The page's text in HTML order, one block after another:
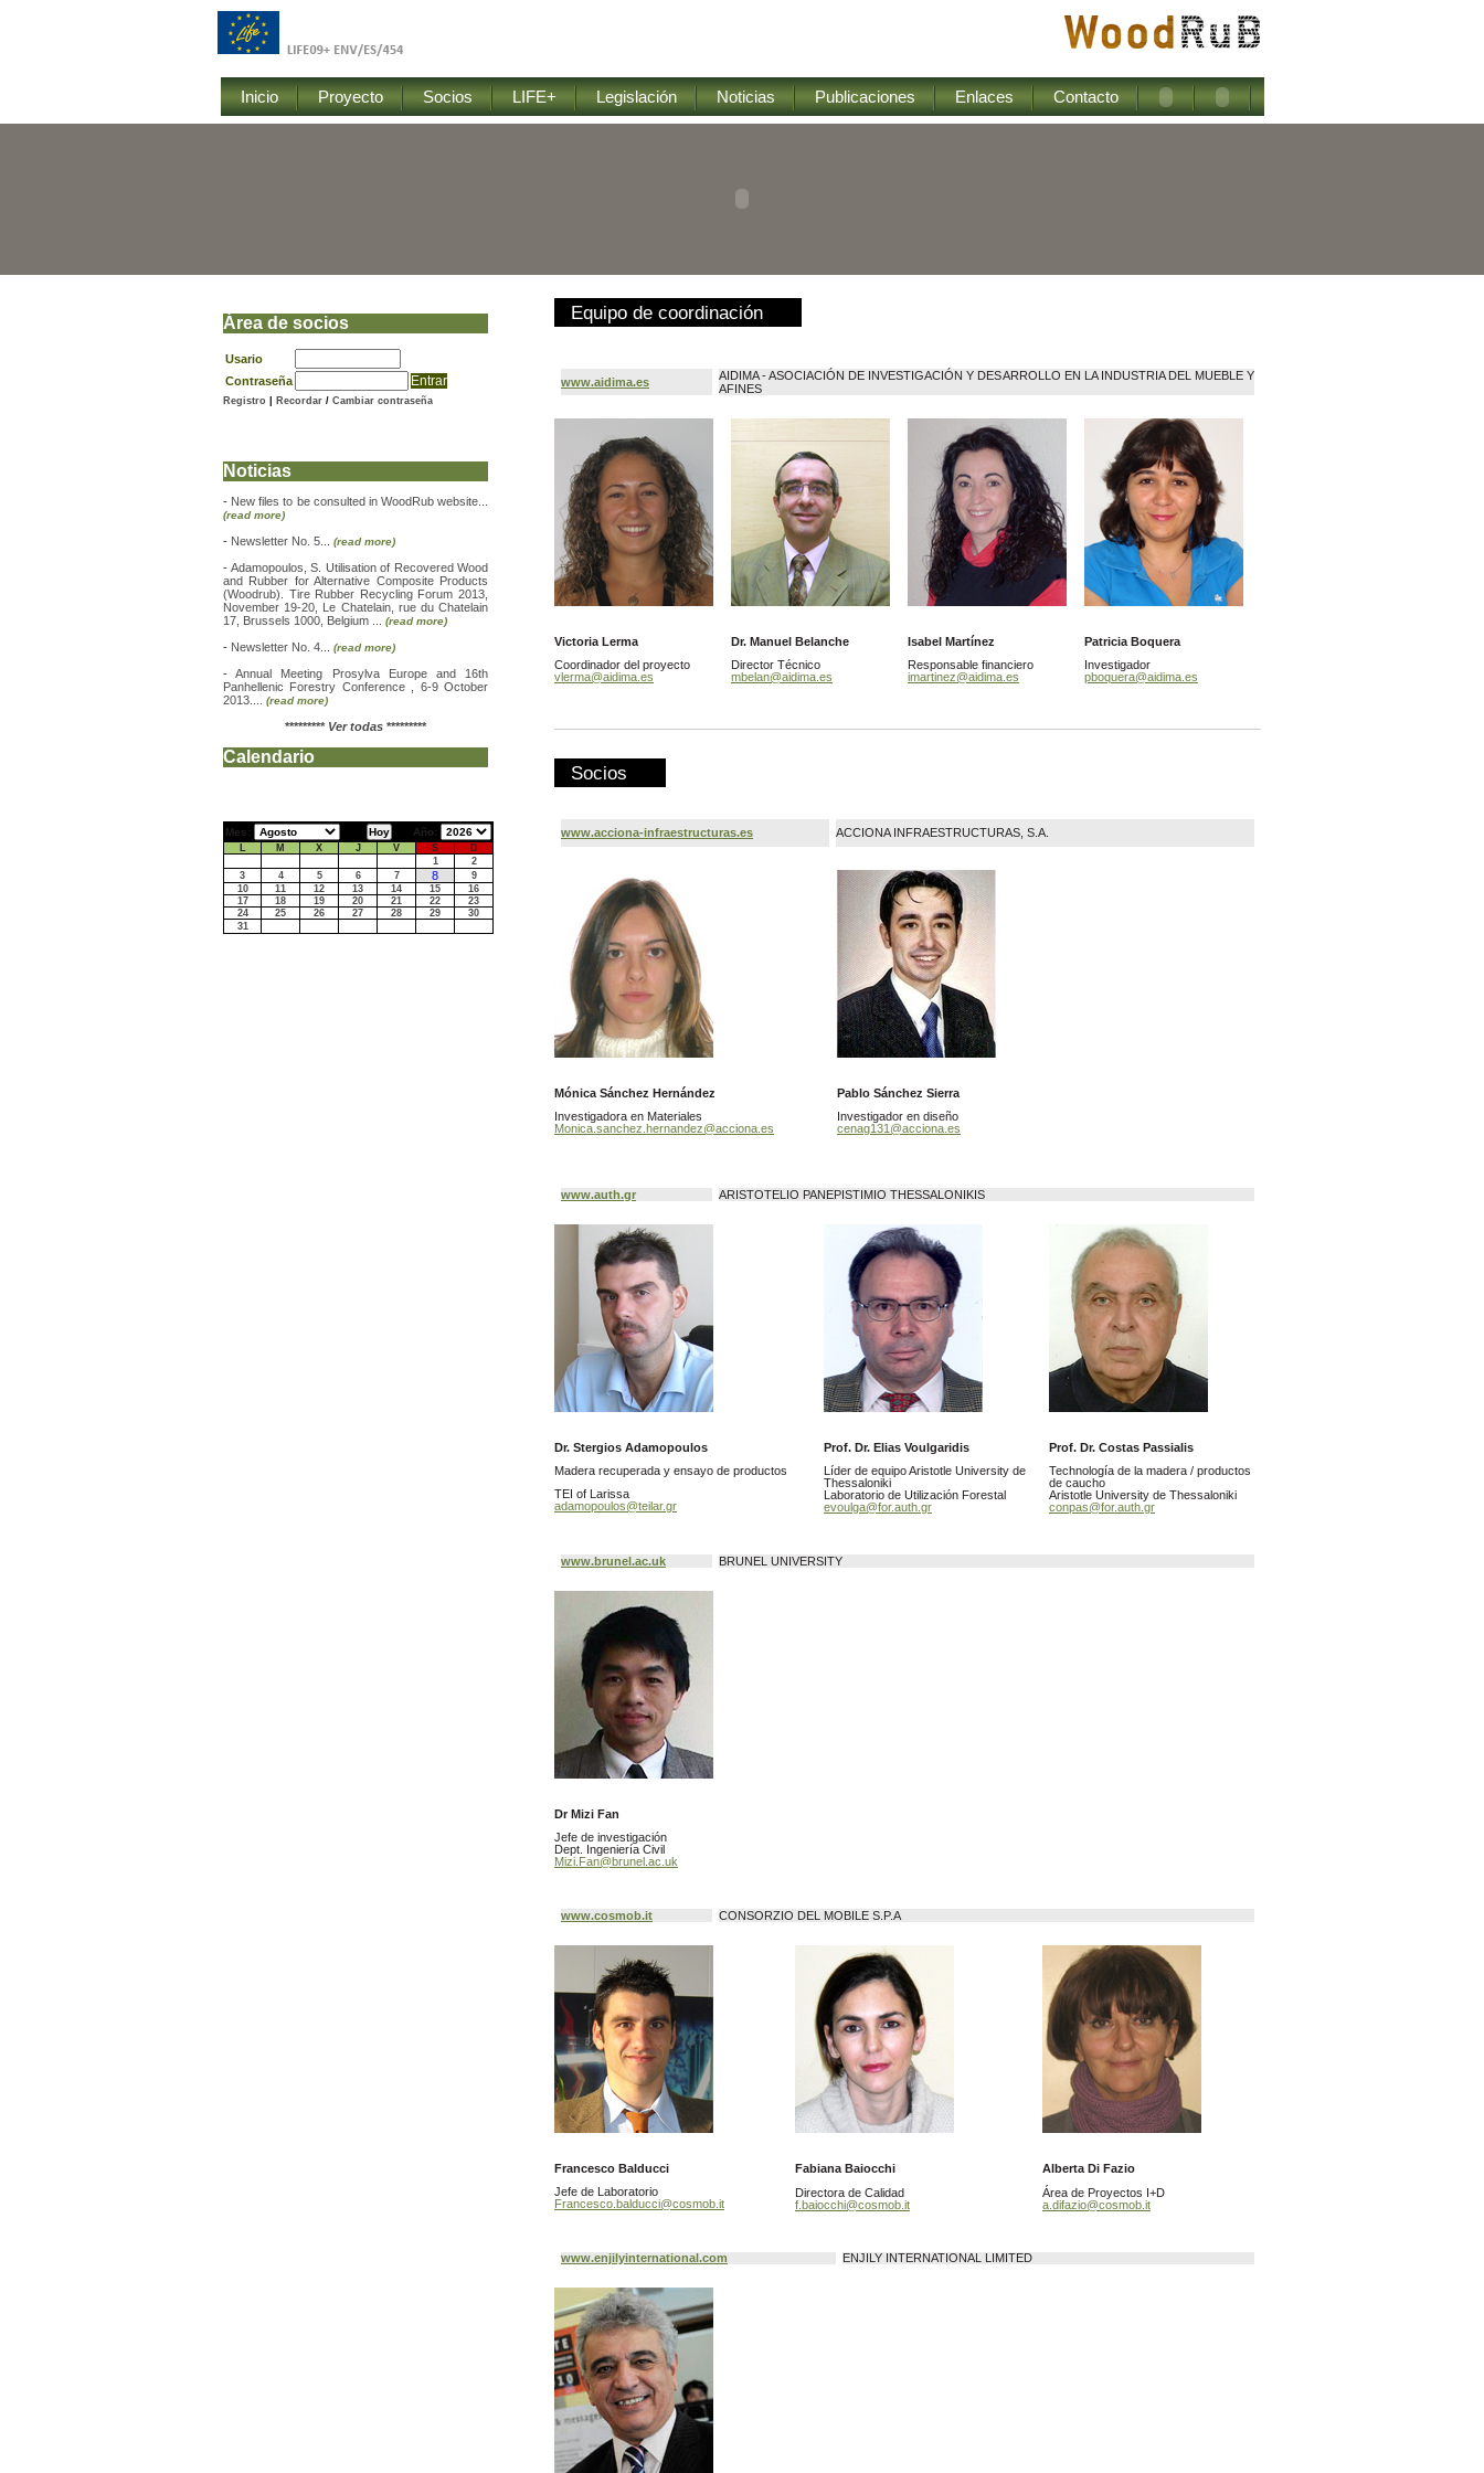
Inicio Proyecto Socios LIFE+ Legislación Noticias Publicaciones Enlaces Contacto
Equipo de coordinación
www.aidima.es
AIDIMA - ASOCIACIÓN DE INVESTIGACIÓN Y DESARROLLO EN LA INDUSTRIA DEL MUEBLE Y
AFINES
Victoria Lerma
Coordinador del proyecto
vlerma@aidima.es
Dr. Manuel Belanche
Director Técnico
mbelan@aidima.es
Isabel Martínez
Responsable financiero
imartinez@aidima.es
Patricia Boquera
Investigador
pboquera@aidima.es
Socios
www.acciona-infraestructuras.es ACCIONA INFRAESTRUCTURAS, S.A.
Mónica Sánchez Hernández
Investigadora en Materiales
Monica.sanchez.hernandez@acciona.es
Pablo Sánchez Sierra
Investigador en diseño
cenag131@acciona.es
www.auth.gr ARISTOTELIO PANEPISTIMIO THESSALONIKIS
Dr. Stergios Adamopoulos
Madera recuperada y ensayo de productos
TEI of Larissa
adamopoulos@teilar.gr
Prof. Dr. Elias Voulgaridis
Líder de equipo Aristotle University de
Thessaloniki
Laboratorio de Utilización Forestal
evoulga@for.auth.gr
Prof. Dr. Costas Passialis
Technología de la madera / productos
de caucho
Aristotle University de Thessaloniki
conpas@for.auth.gr
www.brunel.ac.uk BRUNEL UNIVERSITY
Dr Mizi Fan
Jefe de investigación
Dept. Ingeniería Civil
Mizi.Fan@brunel.ac.uk
www.cosmob.it CONSORZIO DEL MOBILE S.P.A
Francesco Balducci
Jefe de Laboratorio
Francesco.balducci@cosmob.it
Fabiana Baiocchi
Directora de Calidad
f.baiocchi@cosmob.it
Alberta Di Fazio
Área de Proyectos I+D
a.difazio@cosmob.it
www.enjilyinternational.com ENJILY INTERNATIONAL LIMITED
Área de socios
Usario
Contraseña
Registro Recordar / Cambiar contraseña
Noticias
- New files to be consulted in WoodRub website...
(read more)
- Newsletter No. 5... (read more)
- Adamopoulos, S. Utilisation of Recovered Wood
and Rubber for Alternative Composite Products
(Woodrub). Tire Rubber Recycling Forum 2013,
November 19-20, Le Chatelain, rue du Chatelain
17, Brussels 1000, Belgium ... (read more)
- Newsletter No. 4... (read more)
-Annual Meeting Prosylva Europe and 16th
Panhellenic Forestry Conference , 6-9 October
2013.... (read more)
********* Ver todas *********
Calendario
Mes: Año:
L M X J V S
D
1
2
3
4 5 6 7 8
9
10
11 12 13 14 15
16
17
18 19 20 21 22
23
24
25 26 27 28 29
30
31